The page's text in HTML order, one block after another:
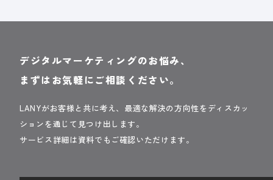
デジタルマーケティングのお悩み、
まずはお気軽にご相談ください。
LANYがお客様と共に考え、最適な解決の方向性をディスカッ
ションを通じて見つけ出します。
サービス詳細は資料でもご確認いただけます。